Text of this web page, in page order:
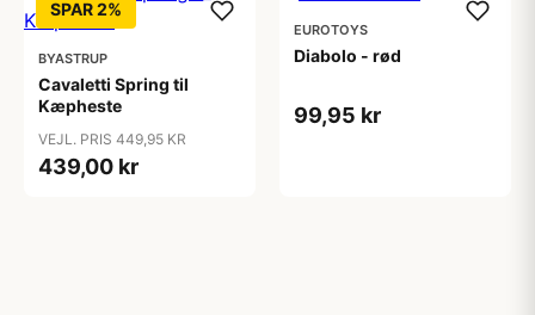
SPAR 2%
BYASTRUP
Cavaletti Spring til
Kæpheste
VEJL. PRIS 449,95 KR
439,00 kr
EUROTOYS
Diabolo - rød
99,95 kr